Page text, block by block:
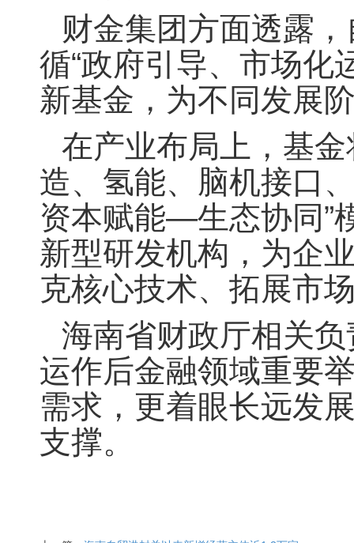
财金集团方面透露
循“政府引导、市场化
新基金，为不同发展
在产业布局上，基
造、氢能、脑机接口
资本赋能—生态协同”
新型研发机构，为企
克核心技术、拓展市
海南省财政厅相关
运作后金融领域重要
需求，更着眼长远发
支撑。